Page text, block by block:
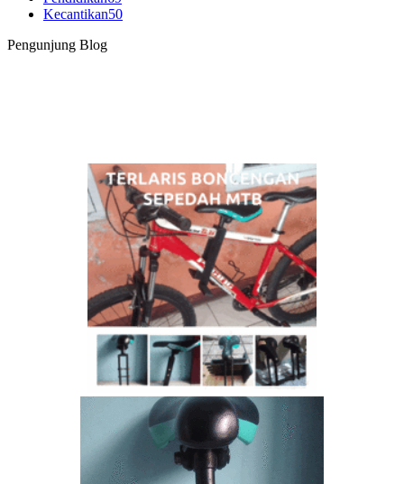
Kecantikan50
Pengunjung Blog